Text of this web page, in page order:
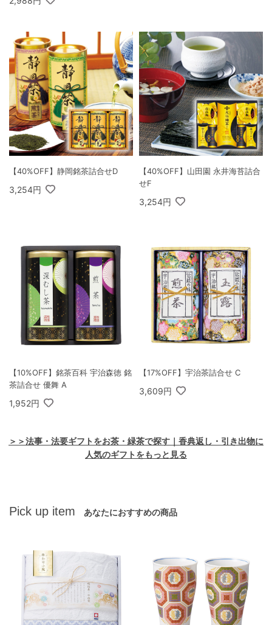
【40%OFF】静岡銘茶詰合せD
3,254円
【40%OFF】山田園 永井海苔詰合
せF
3,254円
【10%OFF】銘茶百科 宇治森徳 銘
茶詰合せ 優舞 A
1,952円
【17%OFF】宇治茶詰合せ C
3,609円
＞＞法事・法要ギフトをお茶・緑茶で探す｜香典返し・引き出物に
人気のギフトをもっと見る
Pick up item あなたにおすすめの商品